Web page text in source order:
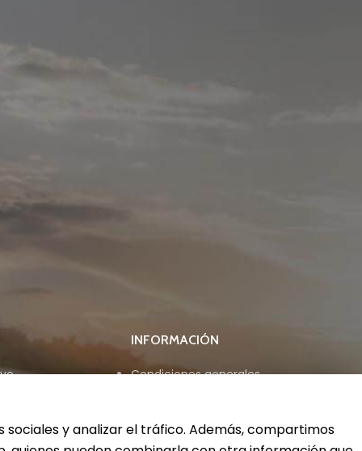
INFORMACIÓN
Condiciones generales
Política de cookies
sociales y analizar el tráfico. Además, compartimos